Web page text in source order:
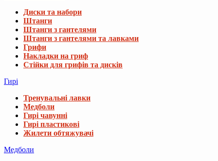
Диски та набори
Штанги
Штанги з гантелями
Штанги з гантелями та лавками
Грифи
Накладки на гриф
Стійки для грифів та дисків
Гирі
Тренувальні лавки
Медболи
Гирі чавунні
Гирі пластикові
Жилети обтяжувачі
Медболи